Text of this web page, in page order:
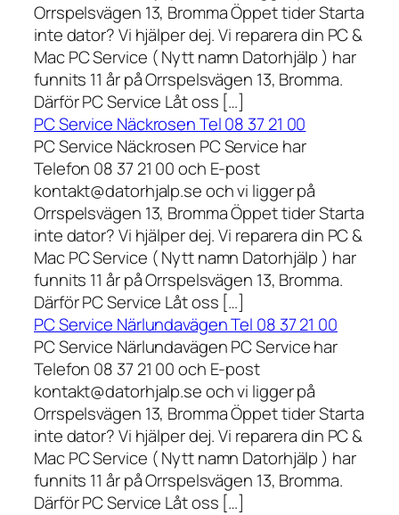
Orrspelsvägen 13, Bromma Öppet tider Starta
inte dator? Vi hjälper dej. Vi reparera din PC &
Mac PC Service ( Nytt namn Datorhjälp ) har
funnits 11 år på Orrspelsvägen 13, Bromma.
Därför PC Service Låt oss […]
PC Service Näckrosen Tel 08 37 21 00
PC Service Näckrosen PC Service har
Telefon 08 37 21 00 och E-post
kontakt@datorhjalp.se och vi ligger på
Orrspelsvägen 13, Bromma Öppet tider Starta
inte dator? Vi hjälper dej. Vi reparera din PC &
Mac PC Service ( Nytt namn Datorhjälp ) har
funnits 11 år på Orrspelsvägen 13, Bromma.
Därför PC Service Låt oss […]
PC Service Närlundavägen Tel 08 37 21 00
PC Service Närlundavägen PC Service har
Telefon 08 37 21 00 och E-post
kontakt@datorhjalp.se och vi ligger på
Orrspelsvägen 13, Bromma Öppet tider Starta
inte dator? Vi hjälper dej. Vi reparera din PC &
Mac PC Service ( Nytt namn Datorhjälp ) har
funnits 11 år på Orrspelsvägen 13, Bromma.
Därför PC Service Låt oss […]